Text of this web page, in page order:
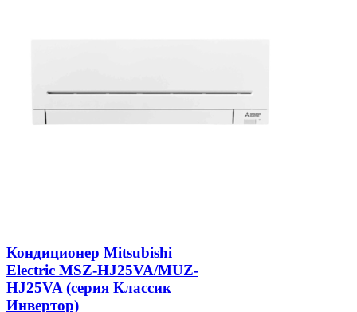
Кондиционер Mitsubishi
Electric MSZ-HJ25VA/MUZ-
HJ25VA (серия Классик
Инвертор)